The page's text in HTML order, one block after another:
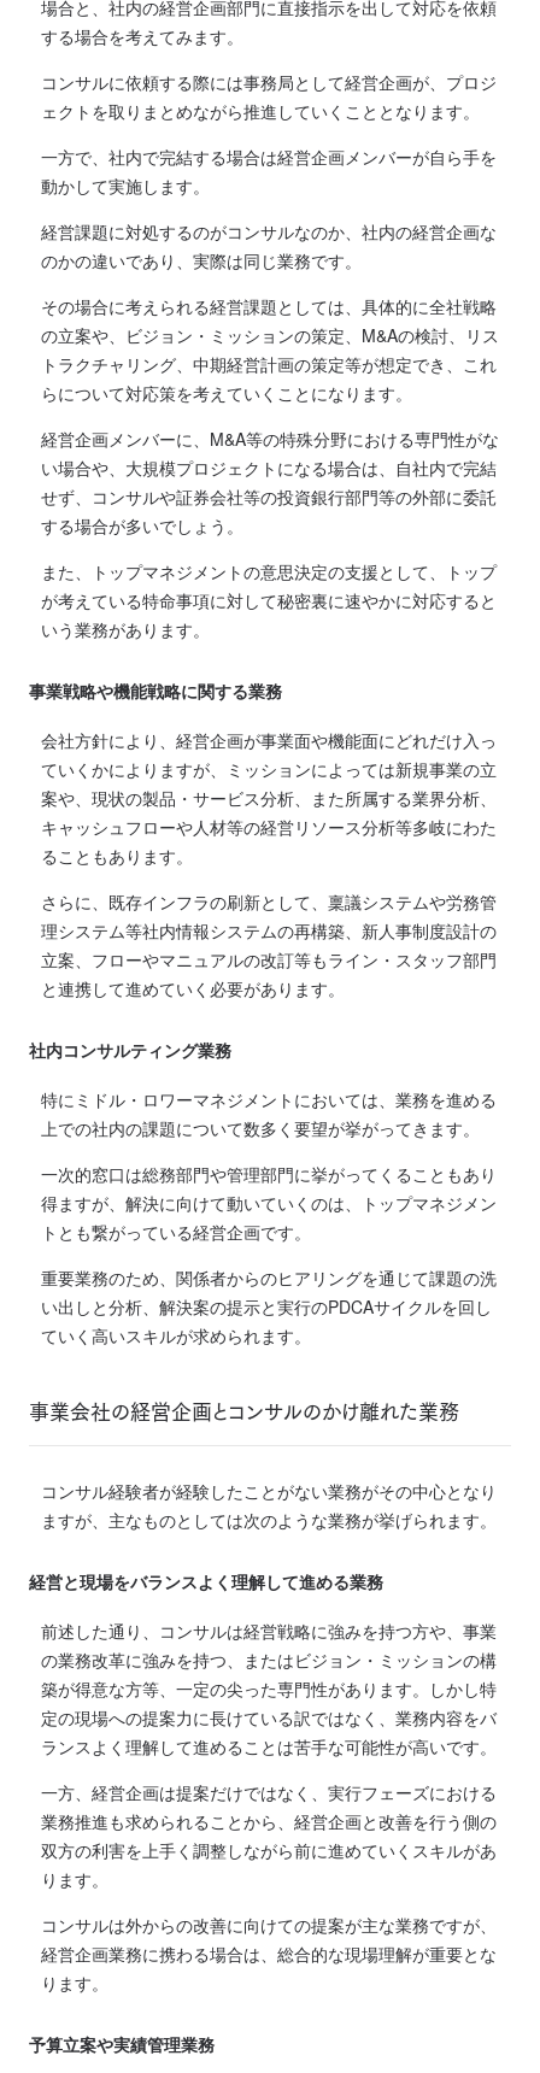
場合と、社内の経営企画部門に直接指示を出して対応を依頼
する場合を考えてみます。
コンサルに依頼する際には事務局として経営企画が、プロジ
ェクトを取りまとめながら推進していくこととなります。
一方で、社内で完結する場合は経営企画メンバーが自ら手を
動かして実施します。
経営課題に対処するのがコンサルなのか、社内の経営企画な
のかの違いであり、実際は同じ業務です。
その場合に考えられる経営課題としては、具体的に全社戦略
の立案や、ビジョン・ミッションの策定、M&Aの検討、リス
トラクチャリング、中期経営計画の策定等が想定でき、これ
らについて対応策を考えていくことになります。
経営企画メンバーに、M&A等の特殊分野における専門性がな
い場合や、大規模プロジェクトになる場合は、自社内で完結
せず、コンサルや証券会社等の投資銀行部門等の外部に委託
する場合が多いでしょう。
また、トップマネジメントの意思決定の支援として、トップ
が考えている特命事項に対して秘密裏に速やかに対応すると
いう業務があります。
事業戦略や機能戦略に関する業務
会社方針により、経営企画が事業面や機能面にどれだけ入っ
ていくかによりますが、ミッションによっては新規事業の立
案や、現状の製品・サービス分析、また所属する業界分析、
キャッシュフローや人材等の経営リソース分析等多岐にわた
ることもあります。
さらに、既存インフラの刷新として、稟議システムや労務管
理システム等社内情報システムの再構築、新人事制度設計の
立案、フローやマニュアルの改訂等もライン・スタッフ部門
と連携して進めていく必要があります。
社内コンサルティング業務
特にミドル・ロワーマネジメントにおいては、業務を進める
上での社内の課題について数多く要望が挙がってきます。
一次的窓口は総務部門や管理部門に挙がってくることもあり
得ますが、解決に向けて動いていくのは、トップマネジメン
トとも繋がっている経営企画です。
重要業務のため、関係者からのヒアリングを通じて課題の洗
い出しと分析、解決案の提示と実行のPDCAサイクルを回し
ていく高いスキルが求められます。
事業会社の経営企画とコンサルのかけ離れた業務
コンサル経験者が経験したことがない業務がその中心となり
ますが、主なものとしては次のような業務が挙げられます。
経営と現場をバランスよく理解して進める業務
前述した通り、コンサルは経営戦略に強みを持つ方や、事業
の業務改革に強みを持つ、またはビジョン・ミッションの構
築が得意な方等、一定の尖った専門性があります。しかし特
定の現場への提案力に長けている訳ではなく、業務内容をバ
ランスよく理解して進めることは苦手な可能性が高いです。
一方、経営企画は提案だけではなく、実行フェーズにおける
業務推進も求められることから、経営企画と改善を行う側の
双方の利害を上手く調整しながら前に進めていくスキルがあ
ります。
コンサルは外からの改善に向けての提案が主な業務ですが、
経営企画業務に携わる場合は、総合的な現場理解が重要とな
ります。
予算立案や実績管理業務